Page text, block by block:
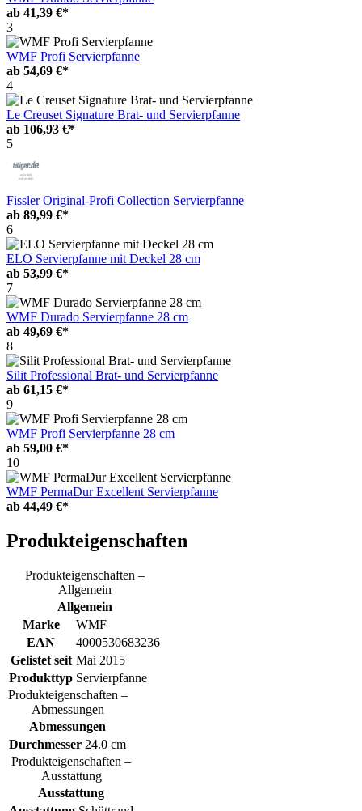
ab 41,39 €*
3
WMF Profi Servierpfanne
ab 54,69 €*
4
Le Creuset Signature Brat- und Servierpfanne
ab 106,93 €*
5
Fissler Original-Profi Collection Servierpfanne
ab 89,99 €*
6
ELO Servierpfanne mit Deckel 28 cm
ab 53,99 €*
7
WMF Durado Servierpfanne 28 cm
ab 49,69 €*
8
Silit Professional Brat- und Servierpfanne
ab 61,15 €*
9
WMF Profi Servierpfanne 28 cm
ab 59,00 €*
10
WMF PermaDur Excellent Servierpfanne
ab 44,49 €*
Produkteigenschaften
Produkteigenschaften –
Allgemein
Allgemein
Marke
WMF
EAN
4000530683236
Gelistet seit Mai 2015
Produkttyp Servierpfanne
Produkteigenschaften –
Abmessungen
Abmessungen
Durchmesser 24.0 cm
Produkteigenschaften –
Ausstattung
Ausstattung